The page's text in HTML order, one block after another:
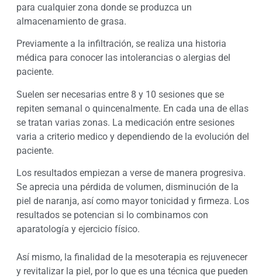
para cualquier zona donde se produzca un
almacenamiento de grasa.
Previamente a la infiltración, se realiza una historia
médica para conocer las intolerancias o alergias del
paciente.
Suelen ser necesarias entre 8 y 10 sesiones que se
repiten semanal o quincenalmente. En cada una de ellas
se tratan varias zonas. La medicación entre sesiones
varia a criterio medico y dependiendo de la evolución del
paciente.
Los resultados empiezan a verse de manera progresiva.
Se aprecia una pérdida de volumen, disminución de la
piel de naranja, así como mayor tonicidad y firmeza. Los
resultados se potencian si lo combinamos con
aparatología y ejercicio físico.
Así mismo, la finalidad de la mesoterapia es rejuvenecer
y revitalizar la piel, por lo que es una técnica que pueden